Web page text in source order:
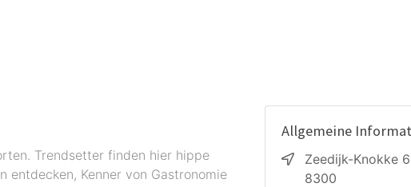
Trendsetter finden hier hippe
entdecken, Kenner von Gastronomie
Allgemeine
Zeedijk-Knokke
8300